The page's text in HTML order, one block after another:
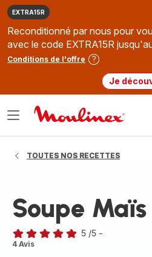
EXTRA15R
Reconditionné par nous pour
avec le code EXTRA15R
Conditions de l'offre
Je
Ouvrir
TOUTES NOS RECETTES
Soupe Maïs
Avis
5 /5 -
4 Avis